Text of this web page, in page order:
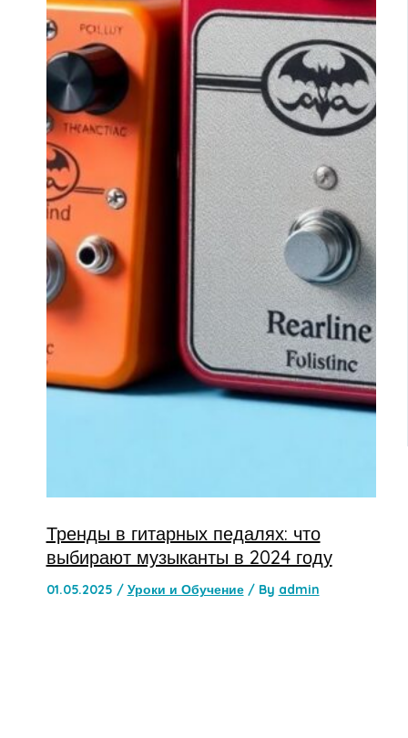
Тренды в гитарных педалях: что
выбирают музыканты в 2024 году
01.05.2025 / Уроки и Обучение/ By admin